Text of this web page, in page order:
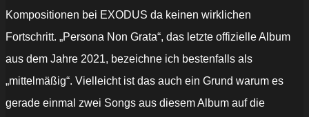
Kompositionen bei EXODUS da keinen wirklichen
Fortschritt. „Persona Non Grata“, das letzte offizielle Album
aus dem Jahre 2021, bezeichne ich bestenfalls als
„mittelmäßig“. Vielleicht ist das auch ein Grund warum es
gerade einmal zwei Songs aus diesem Album auf die